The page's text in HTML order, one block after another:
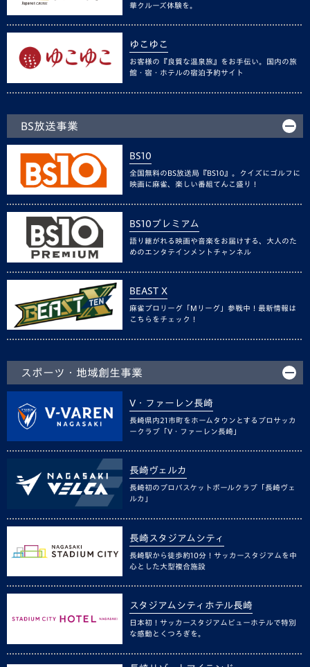
華クルーズ体験を。
ゆこゆこ
お客様の『良質な温泉旅』をお手伝い。国内の旅
館・宿・ホテルの宿泊予約サイト
BS放送事業
BS10
全国無料のBS放送局『BS10』。クイズにゴルフに
映画に麻雀、楽しい番組てんこ盛り！
BS10プレミアム
語り継がれる映画や音楽をお届けする、大人のた
めのエンタテインメントチャンネル
BEAST X
麻雀プロリーグ「Mリーグ」参戦中！最新情報は
こちらをチェック！
スポーツ・地域創生事業
V・ファーレン長崎
長崎県内21市町をホームタウンとするプロサッカ
ークラブ「V・ファーレン長崎」
長崎ヴェルカ
長崎初のプロバスケットボールクラブ「長崎ヴェ
ルカ」
長崎スタジアムシティ
長崎駅から徒歩約10分！サッカースタジアムを中
心とした大型複合施設
スタジアムシティホテル長崎
日本初！サッカースタジアムビューホテルで特別
な感動とくつろぎを。